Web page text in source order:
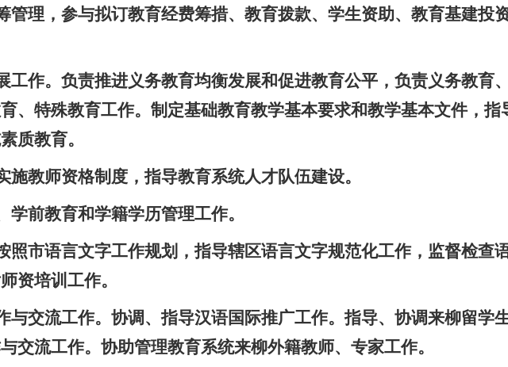
管理，参与拟订教育经费筹措、教育拨款、学生资助、教育基建投
工作。负责推进义务教育均衡发展和促进教育公平，负责义务教育
、特殊教育工作。制定基础教育教学基本要求和教学基本文件，指
质教育。
教师资格制度，指导教育系统人才队伍建设。
前教育和学籍学历管理工作。
照市语言文字工作规划，指导辖区语言文字规范化工作，监督检查
资培训工作。
与交流工作。协调、指导汉语国际推广工作。指导、协调来柳留学
交流工作。协助管理教育系统来柳外籍教师、专家工作。